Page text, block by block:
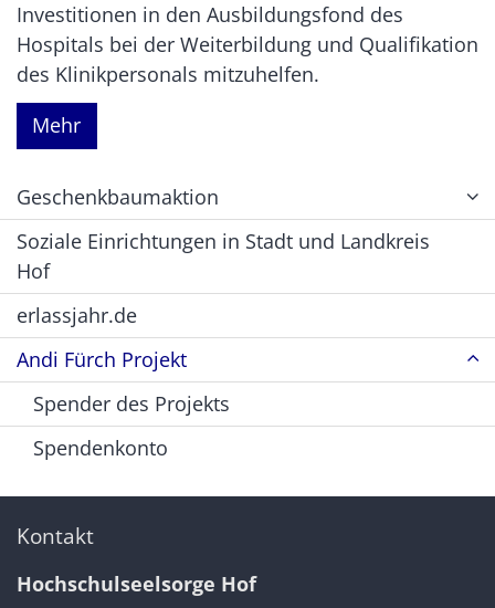
Investitionen in den Ausbildungsfond des
Hospitals bei der Weiterbildung und Qualifikation
des Klinikpersonals mitzuhelfen.
Mehr
Geschenkbaumaktion
Soziale Einrichtungen in Stadt und Landkreis
Hof
erlassjahr.de
Andi Fürch Projekt
Spender des Projekts
Spendenkonto
Kontakt
Hochschulseelsorge Hof